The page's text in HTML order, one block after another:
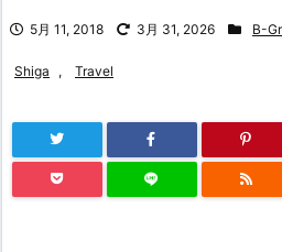
5月 11, 2018 3月 31, 2026 B-
Shiga , Travel